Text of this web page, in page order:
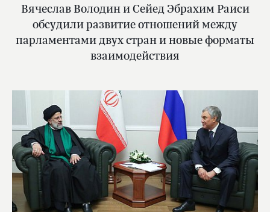
Вячеслав Володин и Сейед Эбрахим Раиси
обсудили развитие отношений между
парламентами двух стран и новые форматы
взаимодействия